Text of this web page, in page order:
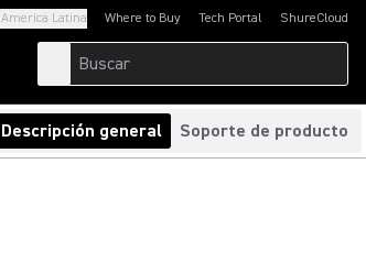
America Latina Where to Buy Tech Portal
(Opens in a new tab)ShureCloud
(Opens in a new
Descripción general Soporte de producto